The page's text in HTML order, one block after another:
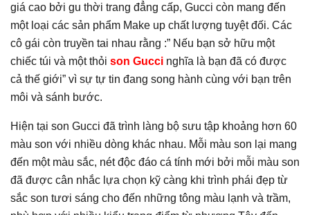
giá cao bởi gu thời trang đẳng cấp, Gucci còn mang đến
một loại các sản phẩm Make up chất lượng tuyệt đối. Các
cô gái còn truyền tai nhau rằng :” Nếu bạn sở hữu một
chiếc túi và một thỏi son Gucci nghĩa là bạn đã có được
cả thế giới” vì sự tự tin đang song hành cùng với bạn trên
môi và sánh bước.
Hiện tại son Gucci đã trình làng bộ sưu tập khoảng hơn 60
màu son với nhiều dòng khác nhau. Mỗi màu son lại mang
đến một màu sắc, nét độc đáo cá tính mới bởi mỗi màu son
đã được cân nhắc lựa chọn kỹ càng khi trình phái đẹp từ
sắc son tươi sáng cho đến những tông màu lạnh và trầm,